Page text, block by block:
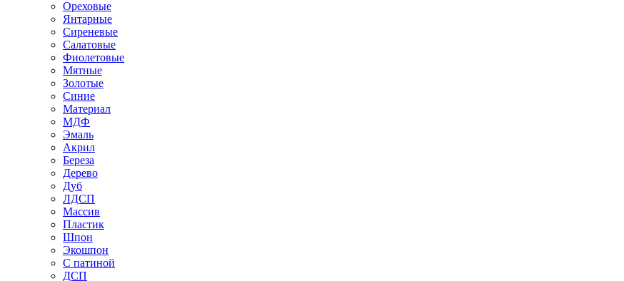
Ореховые
Янтарные
Сиреневые
Салатовые
Фиолетовые
Мятные
Золотые
Синие
Материал
МДФ
Эмаль
Акрил
Береза
Дерево
Дуб
ЛДСП
Массив
Пластик
Шпон
Экошпон
С патиной
ДСП